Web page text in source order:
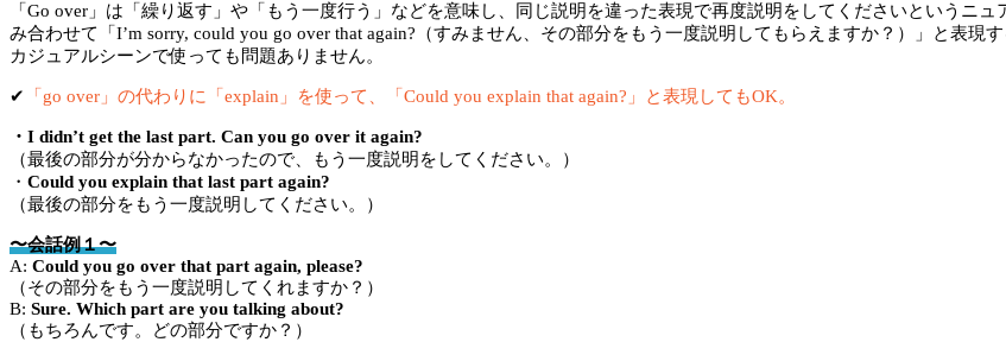
「Go over」は「繰り返す」や「もう一度行う」などを意味し、同じ説明を違った表現で再度説明をしてくださいというニ
み合わせて「I’m sorry, could you go over that again?（すみません、その部分をもう一度説明してもらえますか？）」と表現
カジュアルシーンで使っても問題ありません。
✔︎ 「go over」の代わりに「explain」を使って、「Could you explain that again?」と表現してもOK。
・I didn’t get the last part. Can you go over it again?
（最後の部分が分からなかったので、もう一度説明をしてください。）
・ Could you explain that last part again?
（最後の部分をもう一度説明してください。）
〜会話例１〜
A: Could you go over that part again, please?
（その部分をもう一度説明してくれますか？）
B: Sure. Which part are you talking about?
（もちろんです。どの部分ですか？）